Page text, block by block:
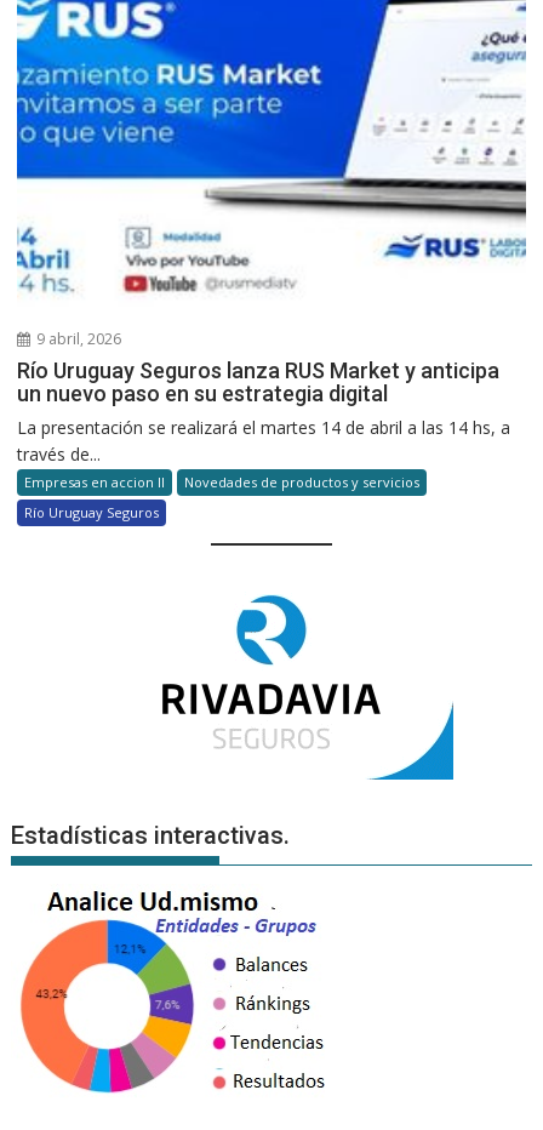
9 abril, 2026
Río Uruguay Seguros lanza RUS Market y anticipa
un nuevo paso en su estrategia digital
La presentación se realizará el martes 14 de abril a las 14 hs, a
través de...
Empresas en accion II
Novedades de productos y servicios
Río Uruguay Seguros
Estadísticas interactivas.